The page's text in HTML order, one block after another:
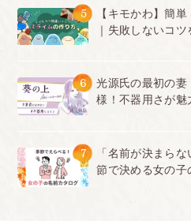
5
【キモかわ】簡
｜失敗しないコツ
6
光源氏の最初の妻
様！不器用さが魅
7
「名前が決まら
節で決める女の子